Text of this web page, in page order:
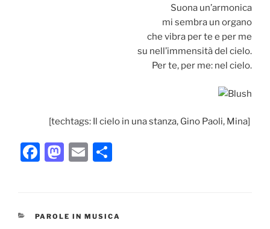
Suona un’armonica
mi sembra un organo
che vibra per te e per me
su nell’immensità del cielo.
Per te, per me: nel cielo.
[techtags: Il cielo in una stanza, Gino Paoli, Mina]
F
e
M
o
E
l
di
CATEGORIE
PAROLE IN MUSICA